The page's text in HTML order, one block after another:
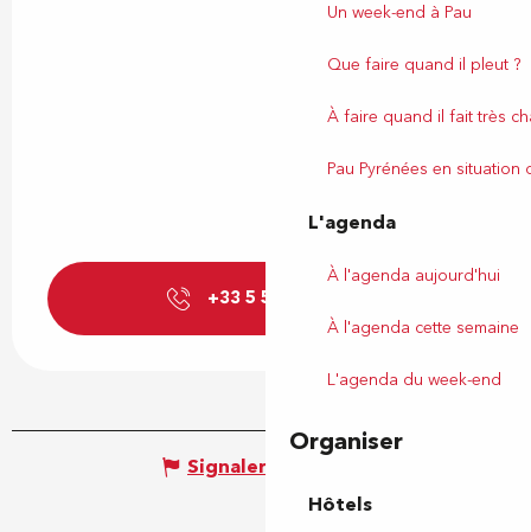
Un week-end à Pau
Que faire quand il pleut ?
À faire quand il fait très
Pau Pyrénées en situation
L'agenda
À l'agenda aujourd'hui
À l'agenda cette semaine
L'agenda du week-end
Organiser
Hôtels
+33 5 59 27 85
Signaler une erreur